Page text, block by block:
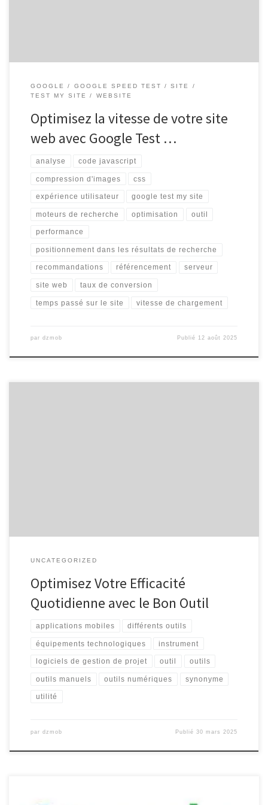
GOOGLE GOOGLE SPEED TEST
SITE
TEST MY SITE
WEBSITE
Optimisez la vitesse de votre site
web avec Google Test …
analyse code javascript
compression d'images css
expérience utilisateur google test my site
moteurs de recherche optimisation outil
performance
positionnement dans les résultats de recherche
recommandations référencement serveur
site web taux de conversion
temps passé sur le site vitesse de chargement
par dzmob Publié 12 août 2025
UNCATEGORIZED
Optimisez Votre Efficacité
Quotidienne avec le Bon Outil
applications mobiles différents outils
équipements technologiques instrument
logiciels de gestion de projet outil outils
outils manuels outils numériques synonyme
utilité
par dzmob Publié30 mars 2025